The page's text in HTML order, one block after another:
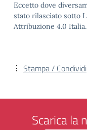
Eccetto dove
stato rilasciato sotto
Attribuzione 4.0 Italia.
Stampa / Condividi
Scarica la